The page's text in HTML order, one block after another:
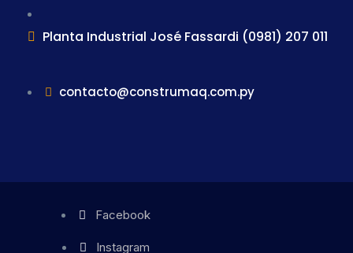
Planta Industrial José Fassardi (0981) 207 011
contacto@construmaq.com.py
Facebook
Instagram